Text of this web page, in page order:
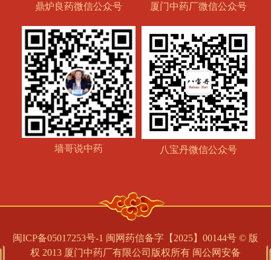
鼎炉良药微信公众号 厦门中药厂微信公众号
墙哥说中药 八宝丹微信公众号
闽ICP备05017253号-1 闽网药信备字【2025】00144号 © 版
权 2013 厦门中药厂有限公司版权所有 闽公网安备